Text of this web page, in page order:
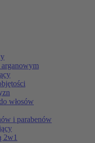
włosów
i parabenów
2w1